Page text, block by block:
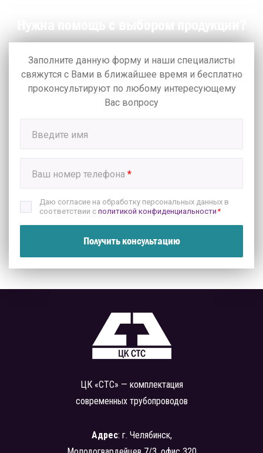
Заполните данную форму и наши специалисты
свяжутся с Вами в ближайшее время и бесплатно
проконсультируют по любому интересующему
Вас вопросу
Введите имя
Ваш номер телефона *
Получить консультацию
Даю согласие на обработку персональных данных в
соответствии с политикой конфиденциальности *
ЦК «СТС» — комплектация
современных трубопроводов
Адрес: г. Челябинск,